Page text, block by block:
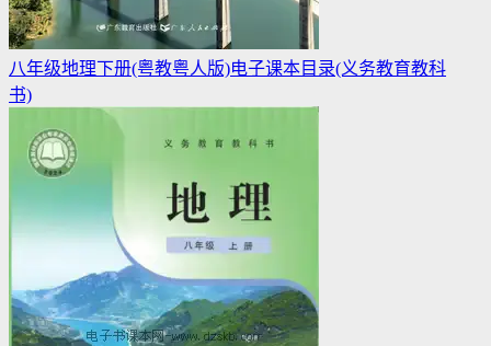
八年级地理下册(粤教粤人版)电子课本目录(义务教育教科
书)